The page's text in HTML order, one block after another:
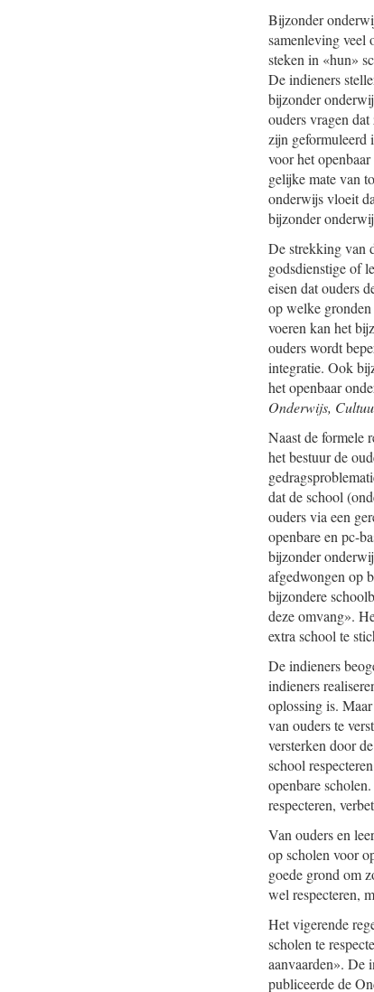
Bijzonder
samenleving veel
steken in «hun»
De indieners
bijzonder
ouders vragen
zijn geformuleerd
voor het
gelijke mate van
onderwijs vloeit
bijzonder
De strekking van
godsdienstige of
eisen dat ouders
op welke
voeren kan het
ouders wordt
integratie. Ook
het openbaar
Onderwijs,
Naast de formele
het bestuur de
dat de school
ouders via een
openbare en pc-
bijzonder
afgedwongen op
bijzondere
deze omvang».
extra school te
De indieners
indieners
oplossing is.
van ouders te
versterken door
school
openbare
respecteren,
Van ouders en
op scholen voor
goede grond om
wel respecteren,
Het vigerende
scholen te
aanvaarden». De
publiceerde de